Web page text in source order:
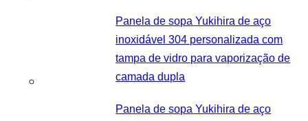
Panela de sopa Yukihira de aço
inoxidável 304 personalizada com
tampa de vidro para vaporização de
camada dupla
Panela de sopa Yukihira de aço